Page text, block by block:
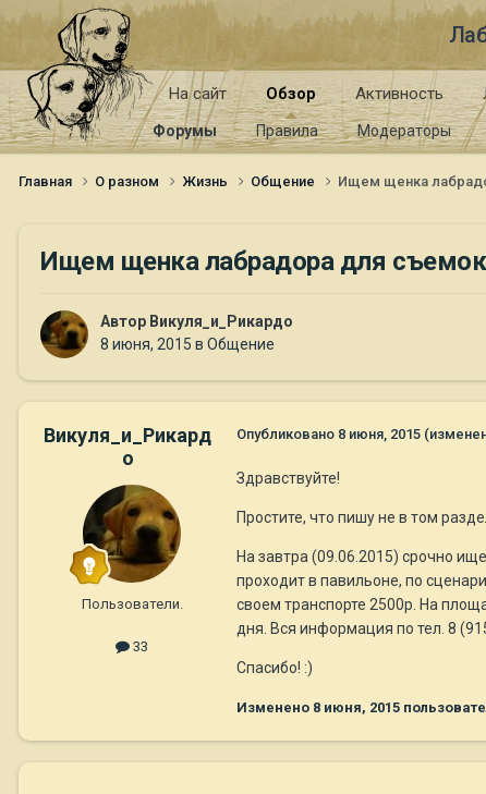
На сайт Обзор
Форумы Правила Модераторы
Активность
Главная О разном Жизнь Общение Ищем щенка
Ищем щенка лабрадора для
Автор Викуля_и_Рикардо
8 июня, 2015 в Общение
Викуля_и_Рикард
о
Пользователи.
33
Опубликовано 8 июня, 2015
Здравствуйте!
Простите, что пишу не в том
На завтра (09.06.2015) срочно
проходит в павильоне, по
своем транспорте 2500р. На
дня. Вся информация по тел. 8
Спасибо! :)
Изменено 8 июня, 2015